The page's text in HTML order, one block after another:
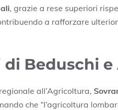
, grazie a rese superiori
a rafforzare
Beduschi
all’Agricoltura,
che “l’agricoltura